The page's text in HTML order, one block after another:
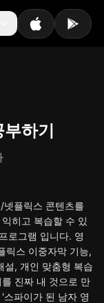
하기
플릭스 콘텐츠를
히고 복습할 수 있
로그램 입니다. 영
릭스 이중자막 기능,
설, 개인 맞춤형 복습
진짜 내 것으로 만
파이가 된 남자 영